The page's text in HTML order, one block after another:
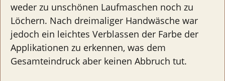
weder zu unschönen Laufmaschen noch zu
Löchern. Nach dreimaliger Handwäsche war
jedoch ein leichtes Verblassen der Farbe der
Applikationen zu erkennen, was dem
Gesamteindruck aber keinen Abbruch tut.